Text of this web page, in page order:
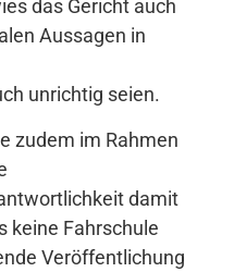
das Gericht auch
Aussagen in
unrichtig seien.
zudem im Rahmen
damit
keine Fahrschule
Veröffentlichung